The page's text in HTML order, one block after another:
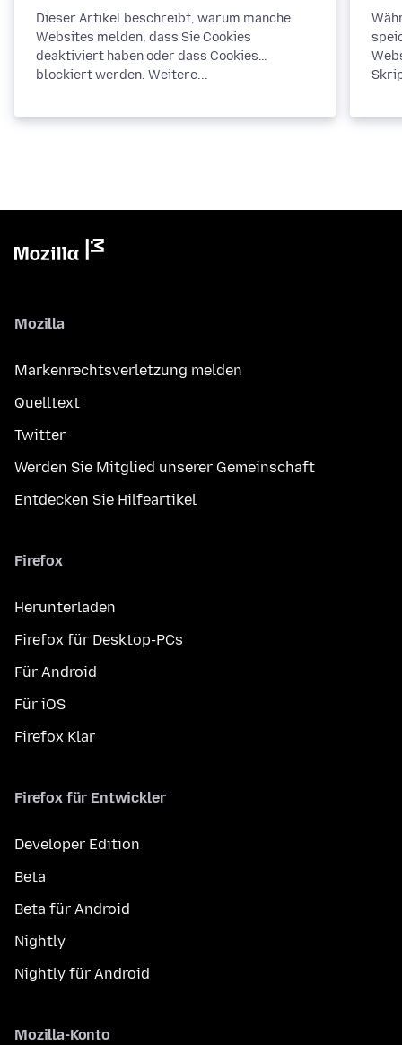
Dieser Artikel beschreibt, warum manche
Websites melden, dass Sie Cookies
deaktiviert haben oder dass Cookies
blockiert werden. Weitere...
Mozilla
Markenrechtsverletzung melden
Quelltext
Twitter
Werden Sie Mitglied unserer Gemeinschaft
Entdecken Sie Hilfeartikel
Firefox
Herunterladen
Firefox für Desktop-PCs
Für Android
Für iOS
Firefox Klar
Firefox für Entwickler
Developer Edition
Beta
Beta für Android
Nightly
Nightly für Android
Mozilla-Konto